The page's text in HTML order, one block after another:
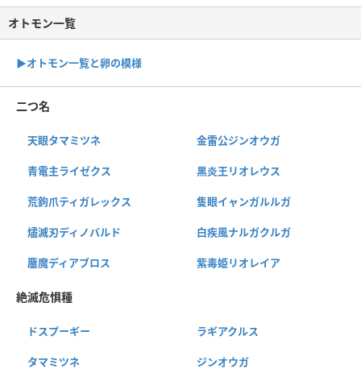
オトモン一覧
▶︎オトモン一覧と卵の模様
二つ名
天眼タマミツネ 金雷公ジンオウガ
青電主ライゼクス 黒炎王リオレウス
荒鉤爪ティガレックス 隻眼イャンガルルガ
燼滅刃ディノバルド 白疾風ナルガクルガ
鏖魔ディアブロス 紫毒姫リオレイア
絶滅危惧種
ドスプーギー ラギアクルス
タマミツネ ジンオウガ